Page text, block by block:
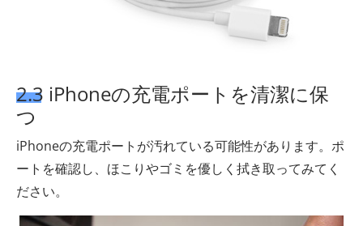
2.3 iPhoneの充電ポートを清潔に保
つ
iPhoneの充電ポートが汚れている可能性があります。ポ
ートを確認し、ほこりやゴミを優しく拭き取ってみてく
ださい。